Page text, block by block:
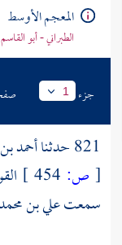
المعجم الأوسط
الطبراني - أبو
جزء 1
821 حدثنا أحمد
[ ص:
سمعتعلي بن